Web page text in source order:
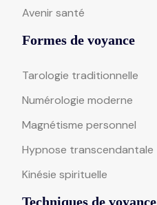
Avenir santé
Formes de voyance
Tarologie traditionnelle
Numérologie moderne
Magnétisme personnel
Hypnose transcendantale
Kinésie spirituelle
Techniques de voyance